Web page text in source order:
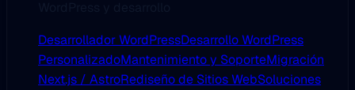
Desarrollador WordPressDesarrollo WordPress
PersonalizadoMantenimiento y SoporteMigración
Next.js / AstroRediseño de Sitios WebSoluciones